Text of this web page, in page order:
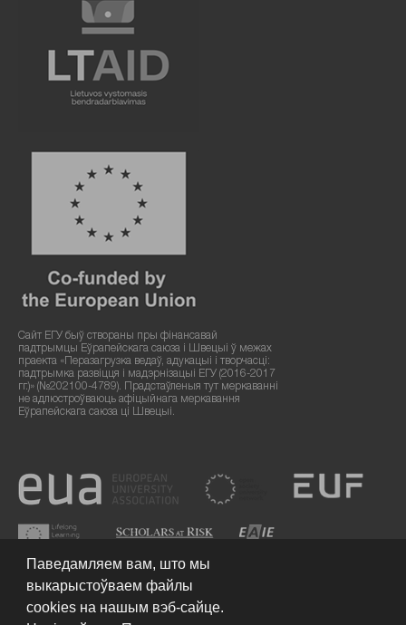
Сайт ЕГУ быў створаны пры фінансавай
падтрымцы Еўрапейскага саюза і Швецыі ў межах
праекта «Перазагрузка ведаў, адукацыі і творчасці:
падтрымка развіцця і мадэрнізацыі ЕГУ (2016-2017
гг.)» (№202100-4789). Прадстаўленыя тут меркаванні
не адлюстроўваюць афіцыйнага меркавання
Еўрапейскага саюза ці Швецыі.
Паведамляем вам, што мы
выкарыстоўваем файлы
cookies на нашым вэб-сайце.